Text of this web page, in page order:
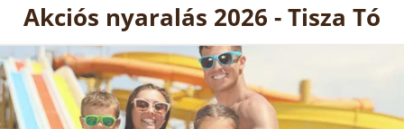
Akciós nyaralás 2026 - Tisza Tó